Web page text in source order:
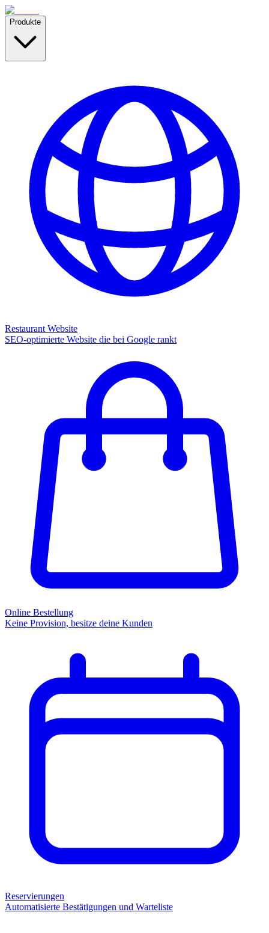
Produkte
Restaurant Website
SEO-optimierte Website die bei Google rankt
Online Bestellung
Keine Provision, besitze deine Kunden
Reservierungen
Automatisierte Bestätigungen und Warteliste